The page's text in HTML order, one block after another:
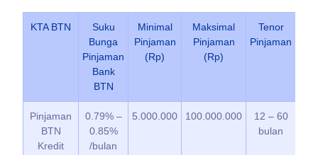
KTA BTN
Suku
Bunga
Pinjaman
Bank
BTN
Minimal
Pinjaman
(Rp)
Maksimal
Pinjaman
(Rp)
Tenor
Pinjaman
Pinjaman
BTN
Kredit
0.79% –
0.85%
/bulan
5.000.000 100.000.000
12 – 60
bulan